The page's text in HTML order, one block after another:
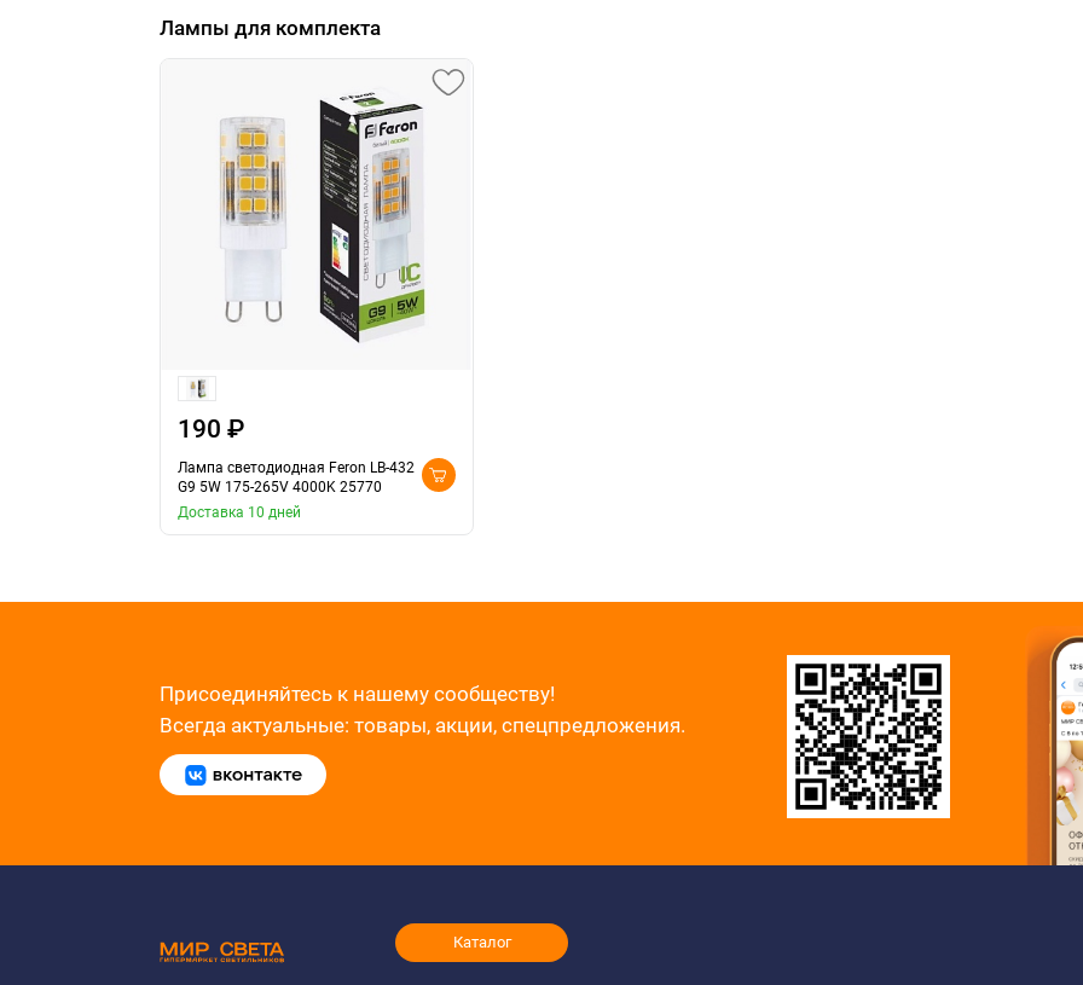
Лампы для комплекта
190 ₽
Лампа светодиодная Feron LB-432
G9 5W 175-265V 4000K 25770
Доставка 10 дней
Присоединяйтесь к нашему сообществу!
Всегда актуальные: товары, акции, спецпредложения.
Каталог